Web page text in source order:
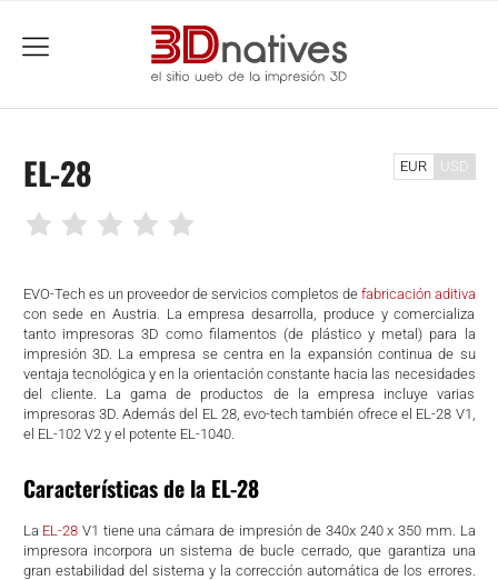
menu
EL-28
EVO-Tech es un proveedor de servicios completos de fabricación aditiva
con sede en Austria. La empresa desarrolla, produce y comercializa
tanto impresoras 3D como filamentos (de plástico y metal) para la
impresión 3D. La empresa se centra en la expansión continua de su
ventaja tecnológica y en la orientación constante hacia las necesidades
del cliente. La gama de productos de la empresa incluye varias
impresoras 3D. Además del EL 28, evo-tech también ofrece el EL-28 V1,
el EL-102 V2 y el potente EL-1040.
Características de la EL-28
La EL-28 V1 tiene una cámara de impresión de 340x 240 x 350 mm. La
impresora incorpora un sistema de bucle cerrado, que garantiza una
gran estabilidad del sistema y la corrección automática de los errores.
EUR USD